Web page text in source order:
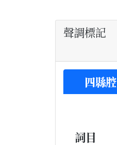
聲調標記
四縣腔
詞目